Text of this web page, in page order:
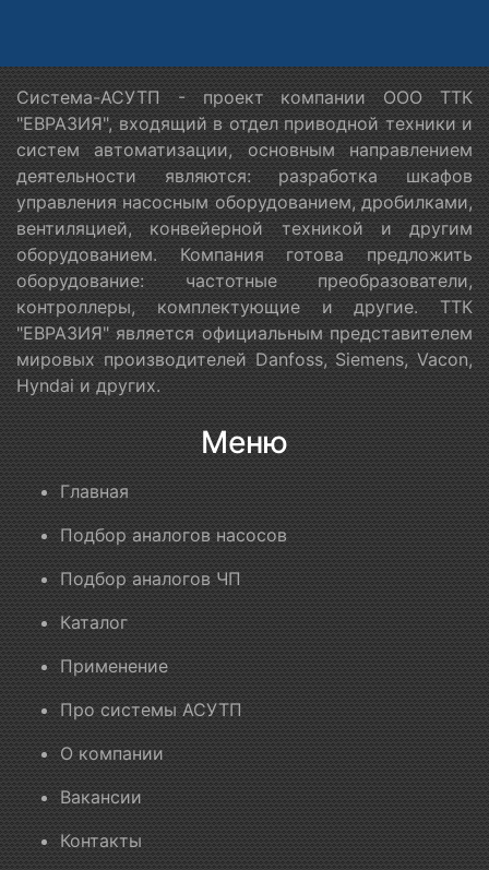
Система-АСУТП - проект компании ООО ТТК
"ЕВРАЗИЯ", входящий в отдел приводной техники и
систем автоматизации, основным направлением
деятельности являются: разработка шкафов
управления насосным оборудованием, дробилками,
вентиляцией, конвейерной техникой и другим
оборудованием. Компания готова предложить
оборудование: частотные преобразователи,
контроллеры, комплектующие и другие. ТТК
"ЕВРАЗИЯ" является официальным представителем
мировых производителей Danfoss, Siemens, Vacon,
Hyndai и других.
Меню
Главная
Подбор аналогов насосов
Подбор аналогов ЧП
Каталог
Применение
Про системы АСУТП
О компании
Вакансии
Контакты